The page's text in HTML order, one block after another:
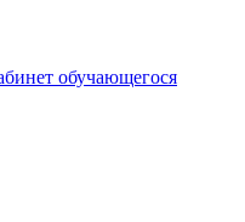
обучающегося